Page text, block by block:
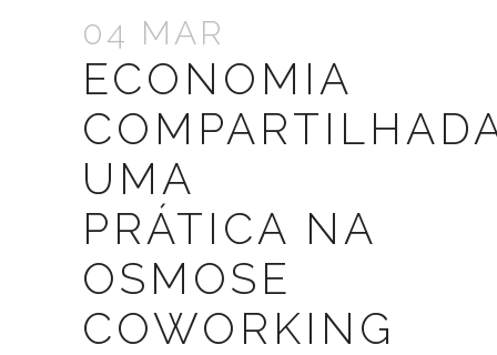
04 MAR
ECONOMIA
UMA
PRÁTICA NA
OSMOSE
COWORKING